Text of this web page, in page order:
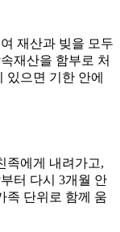
재산과 빚을 모두
재산을 함부로 처
있으면 기한 안에
족에게 내려가고,
터 다시 3개월 안
족 단위로 함께 움